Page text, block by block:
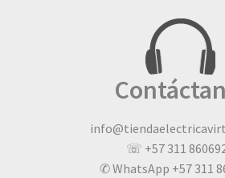
☏ +57 311
✆ WhatsApp +57 311